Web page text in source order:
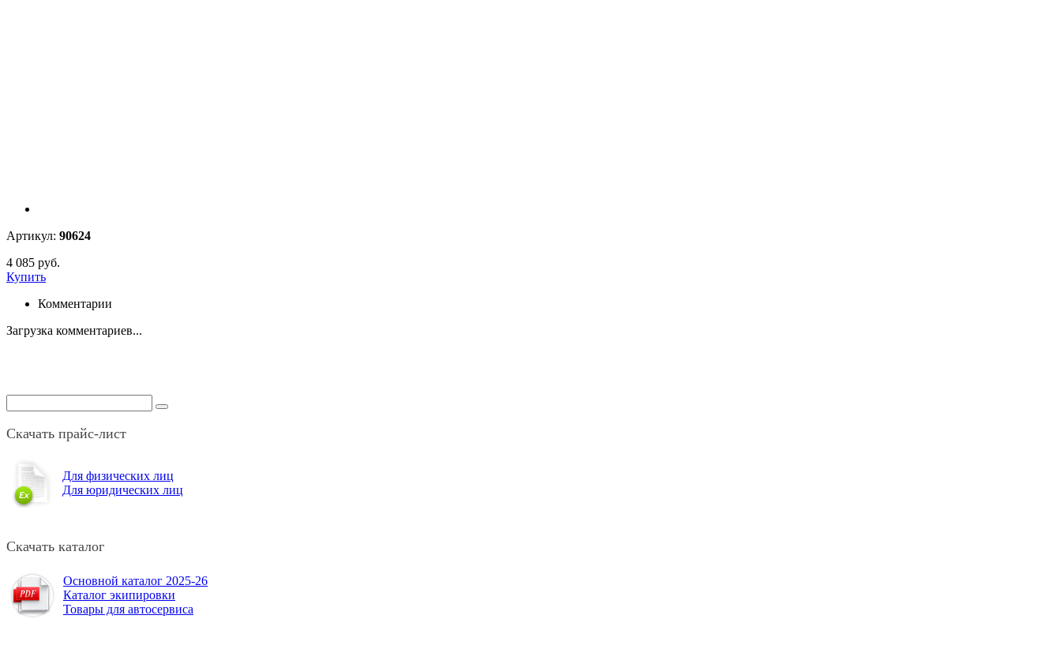
Артикул: 90624
4 085 руб.
Купить
Комментарии
Загрузка комментариев...
Скачать прайс-лист
Для физических лиц
Для юридических лиц
Скачать каталог
Основной каталог 2025-26
Каталог экипировки
Товары для автосервиса